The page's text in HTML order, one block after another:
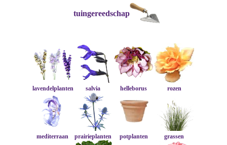
tuingereedschap
lavendelplanten salvia helleborus rozen
mediterraan prairieplanten potplanten grassen